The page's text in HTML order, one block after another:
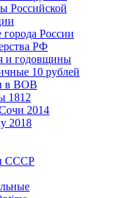
Российской
города России
РФ
и годовщины
10 рублей
в ВОВ
1812
2014
2018
СССР